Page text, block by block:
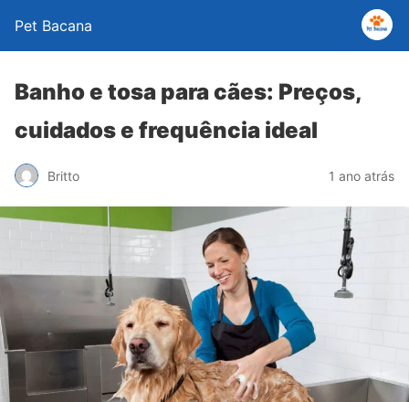
Pet Bacana
Banho e tosa para cães: Preços,
cuidados e frequência ideal
Britto 1 ano atrás